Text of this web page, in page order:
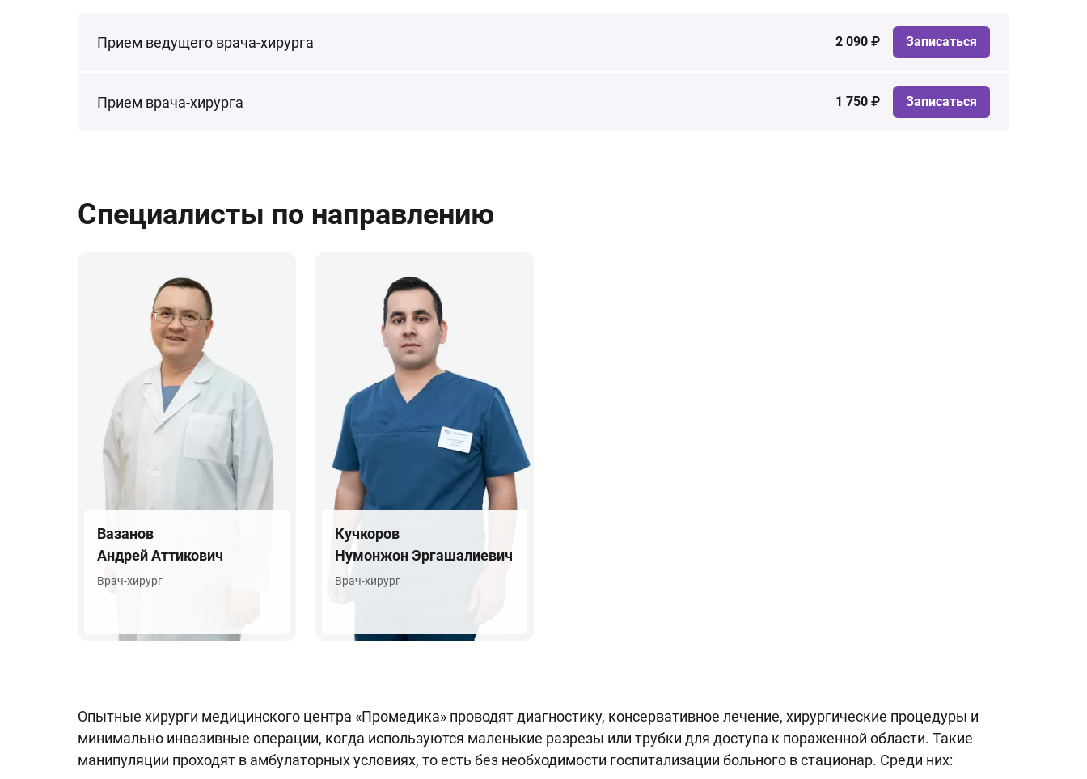
Прием ведущего врача-хирурга 2 090 ₽ Записаться
Прием врача-хирурга 1 750 ₽ Записаться
Специалисты по направлению
Вазанов
Андрей Аттикович
Врач-хирург
Кучкоров
Нумонжон Эргашалиевич
Врач-хирург
Опытные хирурги медицинского центра «Промедика» проводят диагностику, консервативное лечение, хирургические процедуры и
минимально инвазивные операции, когда используются маленькие разрезы или трубки для доступа к пораженной области. Такие
манипуляции проходят в амбулаторных условиях, то есть без необходимости госпитализации больного в стационар. Среди них: